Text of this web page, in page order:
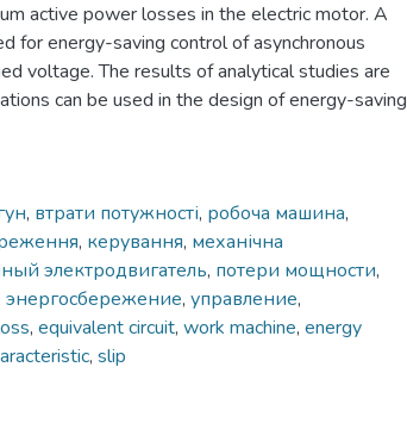
active power losses in the electric motor. A
for energy-saving control of asynchronous
voltage. The results of analytical studies are
can be used in the design of energy-saving
, втрати потужності, робоча машина,
, керування, механічна
электродвигатель, потери мощности,
энергосбережение, управление,
, equivalent circuit, work machine, energy
, slip